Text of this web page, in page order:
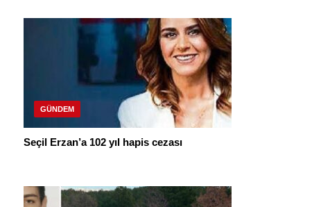
GÜNDEM
Seçil Erzan’a 102 yıl hapis cezası